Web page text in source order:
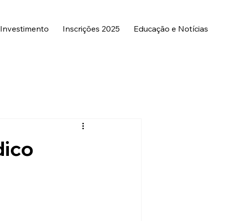
Investimento Inscrições 2025 Educação e Notícias